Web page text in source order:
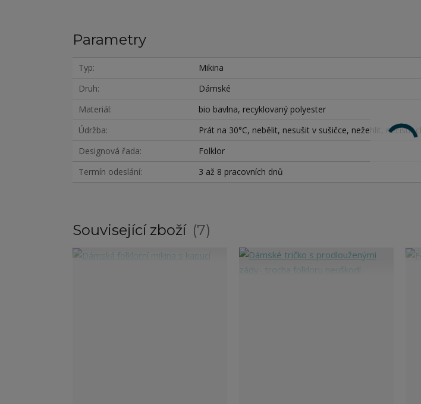
Parametry
Typ
Mikina
Druh
Dámské
Materiál
bio bavlna, recyklovaný polyester
Údržba
Prát na 30°C, nebělit, nesušit v sušičce, nežehlit, nečistit
Designová řada
Folklor
Termín odeslání
3 až 8 pracovních dnů
Související zboží 7